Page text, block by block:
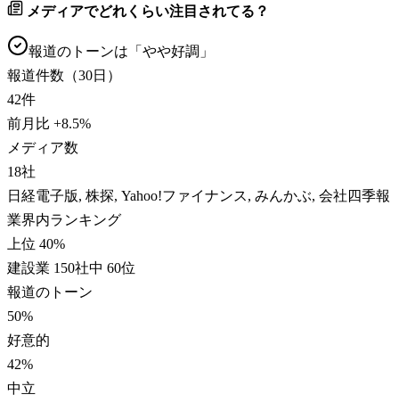
メディアでどれくらい注目されてる？
報道のトーンは「 やや好調 」
報道件数（30日）
42件
前月比 +8.5%
メディア数
18社
日経電子版, 株探, Yahoo!ファイナンス, みんかぶ, 会社四季報
業界内ランキング
上位 40%
建設業 150社中 60位
報道のトーン
50%
好意的
42%
中立